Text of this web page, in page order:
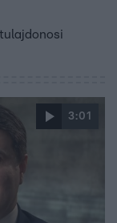
3:01